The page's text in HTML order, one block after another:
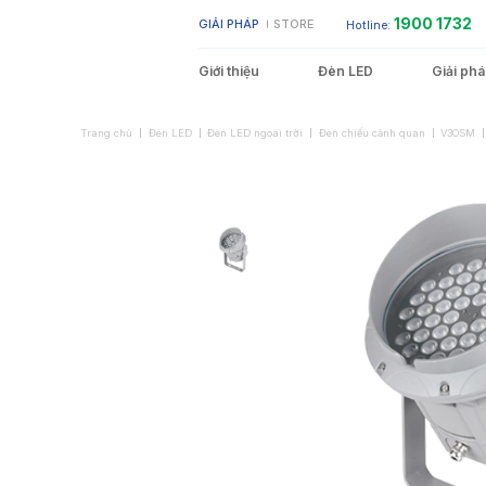
GIẢI PHÁP STORE Hotline: 1900 1732
Giới thiệu Đèn LED
Đèn LED Ốp Trần
Đèn LED Thanh
Giải
Môi trường ẩm ướt
Trang chủ Đèn LED Đèn LED ngoài trời Đèn chiếu cảnh quan V3OSM